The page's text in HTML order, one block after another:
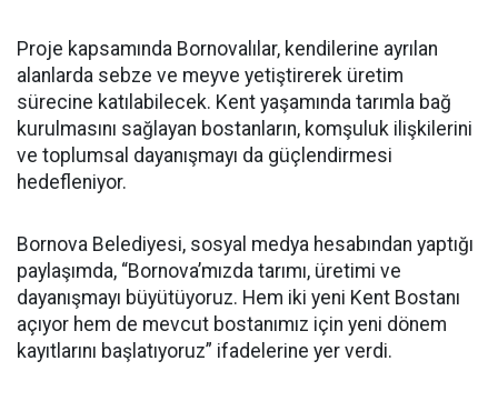
Proje kapsamında Bornovalılar, kendilerine ayrılan
alanlarda sebze ve meyve yetiştirerek üretim
sürecine katılabilecek. Kent yaşamında tarımla bağ
kurulmasını sağlayan bostanların, komşuluk ilişkilerini
ve toplumsal dayanışmayı da güçlendirmesi
hedefleniyor.
Bornova Belediyesi, sosyal medya hesabından yaptığı
paylaşımda, “Bornova’mızda tarımı, üretimi ve
dayanışmayı büyütüyoruz. Hem iki yeni Kent Bostanı
açıyor hem de mevcut bostanımız için yeni dönem
kayıtlarını başlatıyoruz” ifadelerine yer verdi.